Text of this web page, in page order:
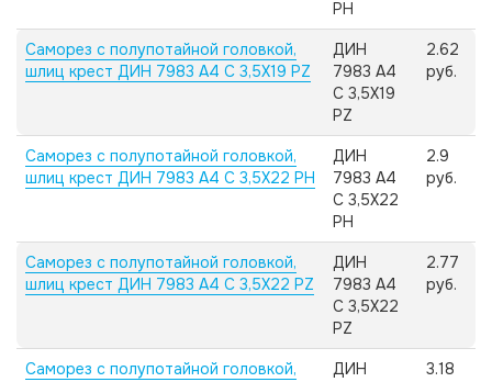
PH
Саморез с полупотайной головкой,
шлиц крест ДИН 7983 А4 C 3,5X19 PZ
ДИН
7983 А4
C 3,5X19
PZ
2.62
руб.
Саморез с полупотайной головкой,
шлиц крест ДИН 7983 А4 C 3,5X22 PH
ДИН
7983 А4
C 3,5X22
PH
2.9
руб.
Саморез с полупотайной головкой,
шлиц крест ДИН 7983 А4 C 3,5X22 PZ
ДИН
7983 А4
C 3,5X22
PZ
2.77
руб.
Саморез с полупотайной головкой,
ДИН
3.18